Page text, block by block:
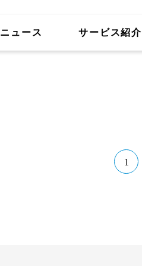
ニュース サービス紹介
1